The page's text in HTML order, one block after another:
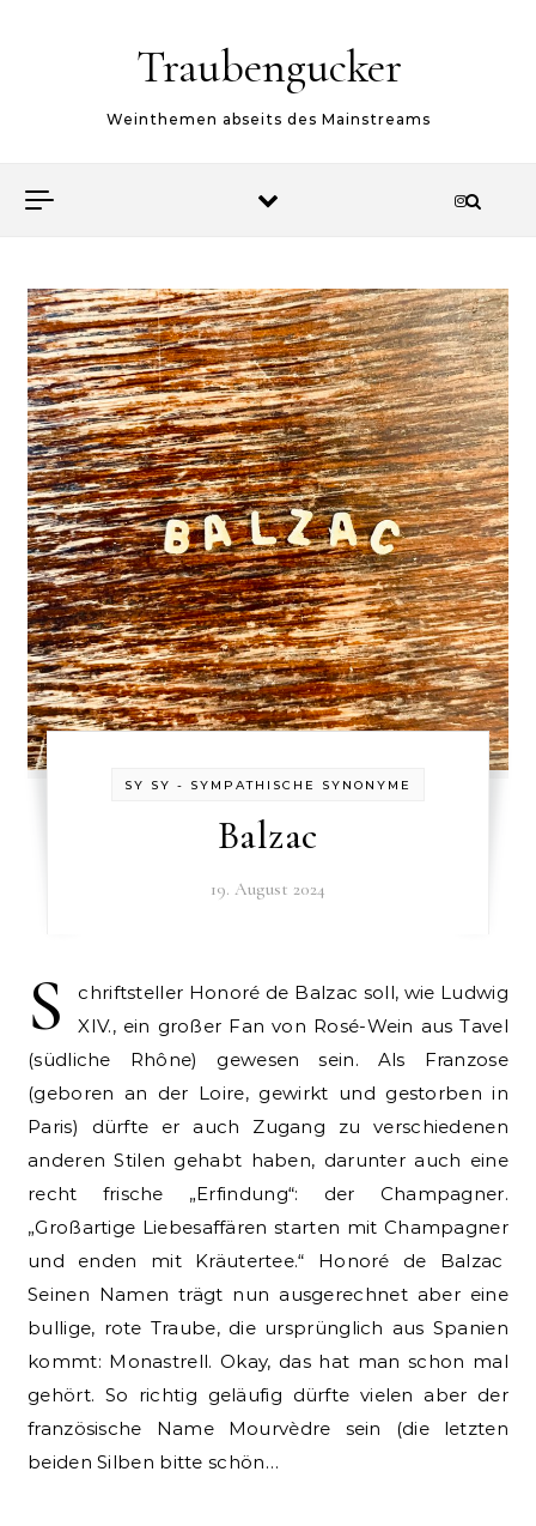
Traubengucker
Weinthemen abseits des Mainstreams
SY SY - SYMPATHISCHE SYNONYME
Balzac
19. August 2024
S
chriftsteller Honoré de Balzac soll, wie Ludwig
XIV., ein großer Fan von Rosé-Wein aus Tavel
(südliche Rhône) gewesen sein. Als Franzose
(geboren an der Loire, gewirkt und gestorben in
Paris) dürfte er auch Zugang zu verschiedenen
anderen Stilen gehabt haben, darunter auch eine
recht frische „Erfindung“: der Champagner.
„Großartige Liebesaffären starten mit Champagner
und enden mit Kräutertee.“ Honoré de Balzac
Seinen Namen trägt nun ausgerechnet aber eine
bullige, rote Traube, die ursprünglich aus Spanien
kommt: Monastrell. Okay, das hat man schon mal
gehört. So richtig geläufig dürfte vielen aber der
französische Name Mourvèdre sein (die letzten
beiden Silben bitte schön…